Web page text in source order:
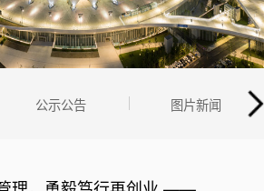
公示公告 图片新闻